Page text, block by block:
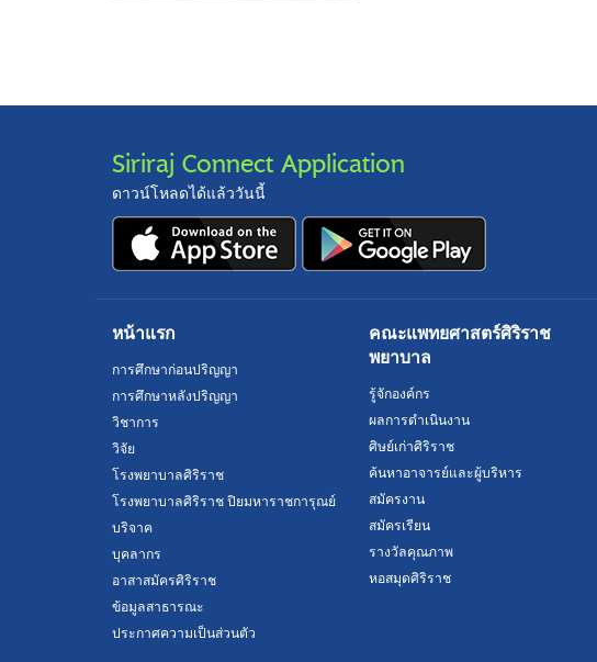
Siriraj Connect Application
ดาวน์โหลดได้แล้ววันนี้
หน้าแรก
การศึกษาก่อนปริญญา
การศึกษาหลังปริญญา
วิชาการ
วิจัย
โรงพยาบาลศิริราช
โรงพยาบาลศิริราช ปิยมหาราชการุณย์
บริจาค
บุคลากร
อาสาสมัครศิริราช
ข้อมูลสาธารณะ
ประกาศความเป็นส่วนตัว
คณะแพทยศาสตร์ศิริราช
พยาบาล
รู้จักองค์กร
ผลการดำเนินงาน
ศิษย์เก่าศิริราช
ค้นหาอาจารย์และผู้บริหาร
สมัครงาน
สมัครเรียน
รางวัลคุณภาพ
หอสมุดศิริราช